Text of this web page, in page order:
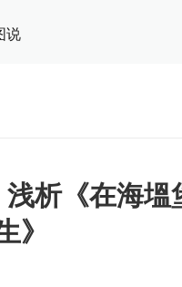
说
析《在海塭
》